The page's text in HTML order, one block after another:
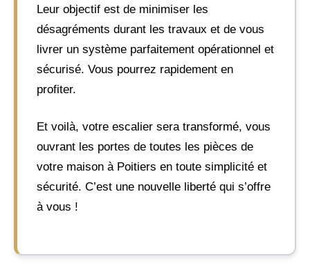
Leur objectif est de minimiser les
désagréments durant les travaux et de vous
livrer un système parfaitement opérationnel et
sécurisé. Vous pourrez rapidement en
profiter.
Et voilà, votre escalier sera transformé, vous
ouvrant les portes de toutes les pièces de
votre maison à Poitiers en toute simplicité et
sécurité. C’est une nouvelle liberté qui s’offre
à vous !